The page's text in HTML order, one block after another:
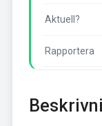
Aktuell?
Rapportera